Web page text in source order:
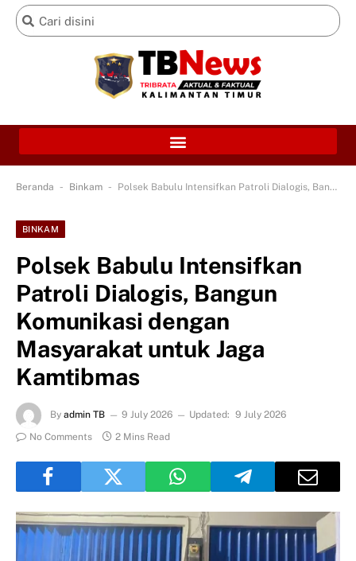
Beranda - Binkam - Polsek Babulu Intensifkan Patroli Dialogis, Bangun Komunikasi dengan Masyarakat untuk Jaga Kamtibmas
BINKAM
Polsek Babulu Intensifkan
Patroli Dialogis, Bangun
Komunikasi dengan
Masyarakat untuk Jaga
Kamtibmas
By admin TB 9 July 2026 Updated: 9 July 2026
No Comments
2 Mins Read